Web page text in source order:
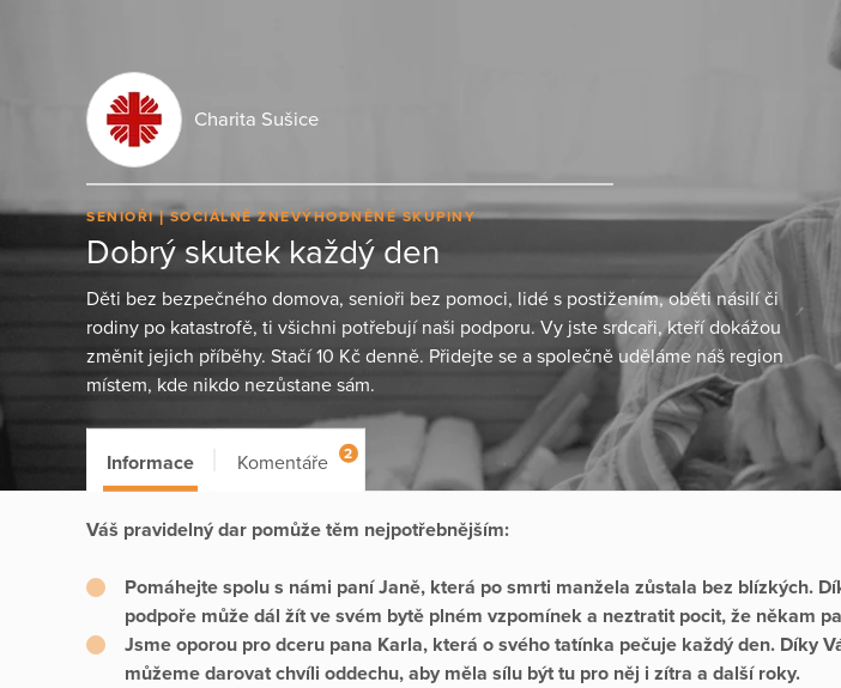
Charita Sušice
SENIOŘI SOCIÁLNĚ ZNEVÝHODNĚNÉ SKUPINY
Dobrý skutek každý den
Děti bez bezpečného domova, senioři bez pomoci, lidé s postižením, oběti násilí či
rodiny po katastrofě, ti všichni potřebují naši podporu. Vy jste srdcaři, kteří dokážou
změnit jejich příběhy. Stačí 10 Kč denně. Přidejte se a společně uděláme náš region
místem, kde nikdo nezůstane sám.
Informace Komentáře 2
Váš pravidelný dar pomůže těm nejpotřebnějším:
Pomáhejte spolu s námi paní Janě, která po smrti manžela zůstala bez blízkých.
podpoře může dál žít ve svém bytě plném vzpomínek a neztratit pocit, že někam
Jsme oporou pro dceru pana Karla, která o svého tatínka pečuje každý den. Díky
můžeme darovat chvíli oddechu, aby měla sílu být tu pro něj i zítra a další roky.